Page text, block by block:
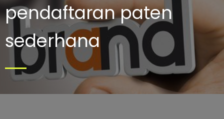
pendaftaran paten
sederhana